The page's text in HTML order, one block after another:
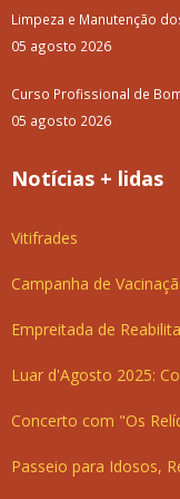
Limpeza e Manutenção
05 agosto 2026
Curso Profissional de
05 agosto 2026
Notícias + lidas
Vitifrades
Campanha de
Empreitada de
Luar d'Agosto 2025:
Concerto com "Os
Passeio para Idosos,